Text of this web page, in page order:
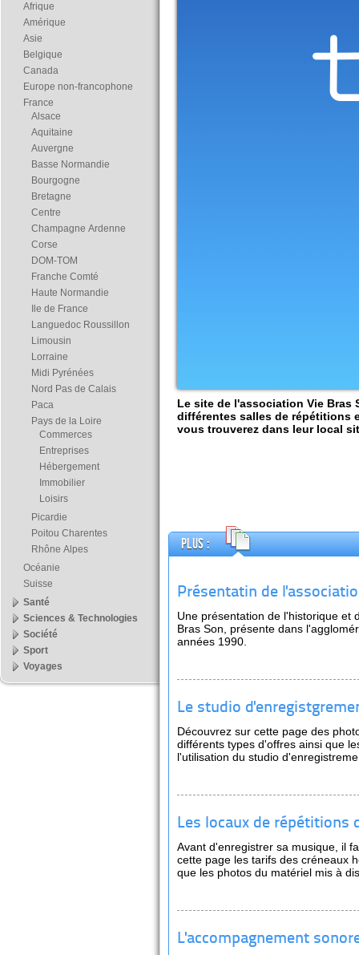
Le site de l'association Vie Bras
différentes salles de répétitions
vous trouverez dans leur local
Plus :
Présentatin de
Une présentation de l'historique et
Bras Son, présente dans
années 1990.
Le studio
Découvrez sur cette page des
différents types d'offres ainsi que
l'utilisation du studio
Les locaux de répétitions
Avant d'enregistrer sa musique, il
cette page les tarifs des créneaux
que les photos du matériel mis à
L'accompagnement
Afrique
Amérique
Asie
Belgique
Canada
Europe non-francophone
France
Alsace
Aquitaine
Auvergne
Basse Normandie
Bourgogne
Bretagne
Centre
Champagne Ardenne
Corse
DOM-TOM
Franche Comté
Haute Normandie
Ile de France
Languedoc Roussillon
Limousin
Lorraine
Midi Pyrénées
Nord Pas de Calais
Paca
Pays de la Loire
Commerces
Entreprises
Hébergement
Immobilier
Loisirs
Picardie
Poitou Charentes
Rhône Alpes
Océanie
Suisse
Santé
Sciences & Technologies
Société
Sport
Voyages